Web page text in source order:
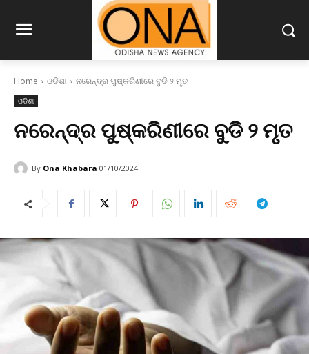
Home ଓଡିଶା ନରେନ୍ଦ୍ର ପୁଷ୍କରିଣୀରେ ବୁଡି ୨ ମୃତ
ଓଡିଶା
ନରେନ୍ଦ୍ର ପୁଷ୍କରିଣୀରେ ବୁଡି ୨ ମୃତ
By Ona Khabara 01/10/2024